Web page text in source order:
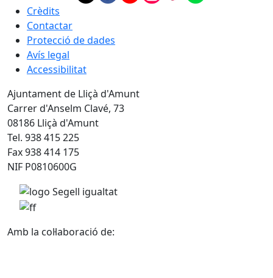
Crèdits
Contactar
Protecció de dades
Avís legal
Accessibilitat
Ajuntament de Lliçà d'Amunt
Carrer d'Anselm Clavé, 73
08186 Lliçà d'Amunt
Tel. 938 415 225
Fax 938 414 175
NIF P0810600G
Amb la col·laboració de: